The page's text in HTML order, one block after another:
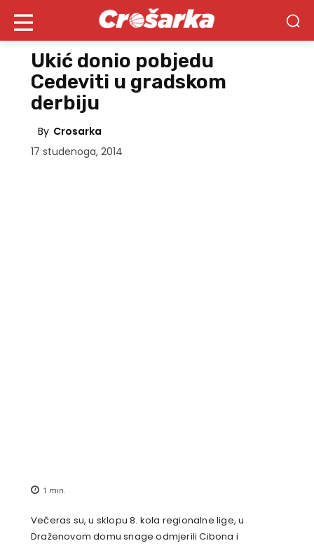
Ukić donio pobjedu
Cedeviti u gradskom
derbiju
By Crosarka
17 studenoga, 2014
1 min.
Večeras su, u sklopu 8. kola regionalne lige, u
Draženovom domu snage odmjerili Cibona i